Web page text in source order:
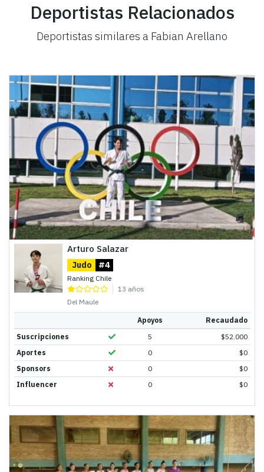
Deportistas Relacionados
Deportistas similares a Fabian Arellano
Arturo Salazar
Judo #4
Ranking Chile
13 años
Del Maule
Apoyos
Recaudado
Suscripciones
5 $52.000
Aportes
0 $0
Sponsors
0 $0
Influencer
0 $0